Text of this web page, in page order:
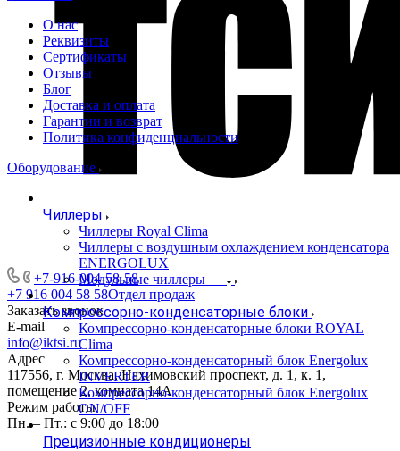
+7-916-004-58-58
+7 916 004 58 58Отдел продаж
Заказать звонок
E-mail
info@iktsi.ru
Адрес
117556, г. Москва, Нахимовский проспект, д. 1, к. 1,
помещение 2, комната 14А
Режим работы
Пн. – Пт.: с 9:00 до 18:00
О нас
Реквизиты
Сертификаты
Отзывы
Блог
Доставка и оплата
Гарантии и возврат
Политика конфиденциальности
Оборудование
Чиллеры
Чиллеры Royal Clima
Чиллеры с воздушным охлаждением конденсатора
ENERGOLUX
Модульные чиллеры
Компрессорно-конденсаторные блоки
Компрессорно-конденсаторные блоки ROYAL
Clima
Компрессорно-конденсаторный блок Energolux
INVERTER
Компрессорно-конденсаторный блок Energolux
ON/OFF
Прецизионные кондиционеры